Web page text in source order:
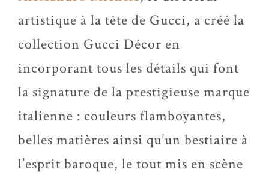
artistique à la tête de Gucci, a créé la
collection Gucci Décor en
incorporant tous les détails qui font
la signature de la prestigieuse marque
italienne : couleurs flamboyantes,
belles matières ainsi qu’un bestiaire à
l’esprit baroque, le tout mis en scène